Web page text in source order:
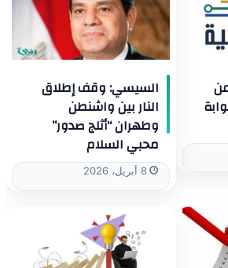
السيسي: وقف إطلاق
النار بين واشنطن
وطهران “أثلج صدور”
محبي السلام
8 أبريل، 2026